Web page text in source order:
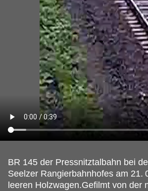
BR 145 der Pressnitztalbahn bei
Seelzer Rangierbahnhofes am 21.
leeren Holzwagen.Gefilmt von der